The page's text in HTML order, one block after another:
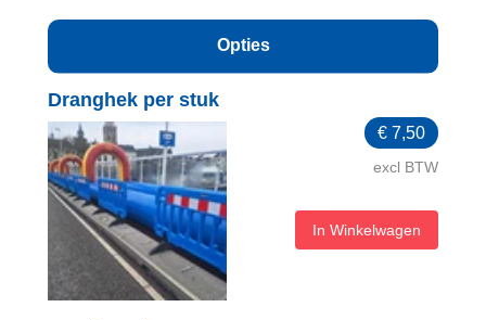
Opties
Dranghek per stuk
€ 7,50
excl BTW
In Winkelwagen